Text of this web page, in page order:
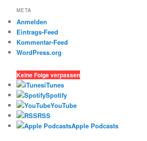
META
Anmelden
Eintrags-Feed
Kommentar-Feed
WordPress.org
Keine Folge verpassen
iTunes
Spotify
YouTube
RSS
Apple Podcasts